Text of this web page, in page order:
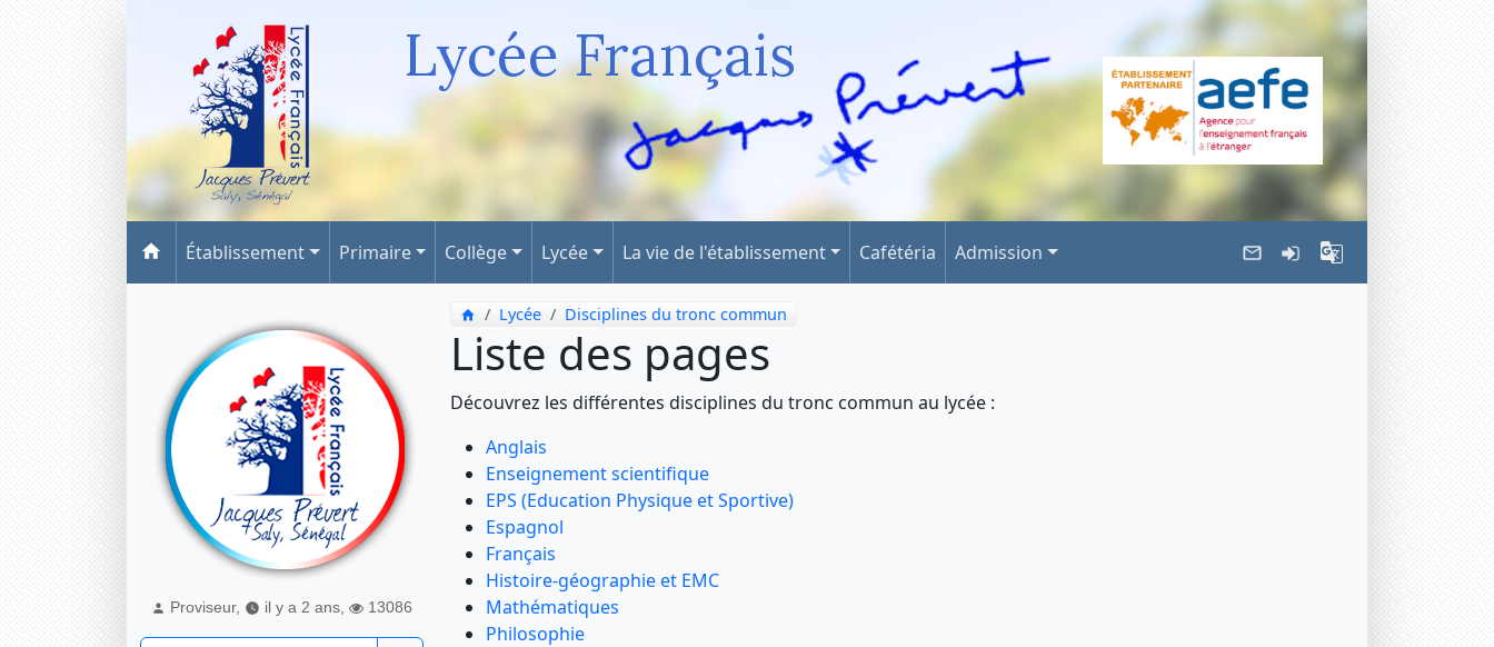
Lycée Français
Établissement Primaire Collège Lycée La vie de l'établissement Cafétéria Admission
Proviseur, il y a 2 ans, 13086
Lycée Disciplines du tronc commun
Liste des pages
Découvrez les différentes disciplines du tronc commun au lycée :
Anglais
Enseignement scientifique
EPS (Education Physique et Sportive)
Espagnol
Français
Histoire-géographie et EMC
Mathématiques
Philosophie